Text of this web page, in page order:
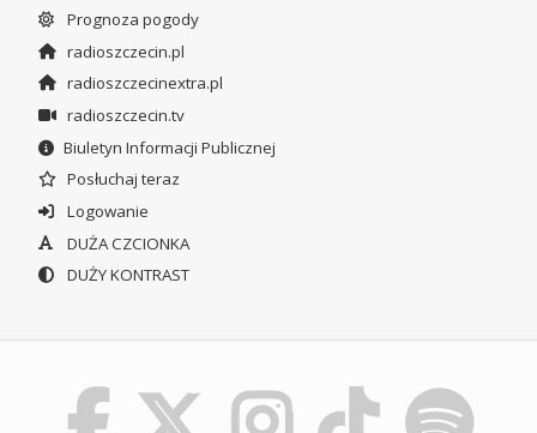
Prognoza pogody
radioszczecin.pl
radioszczecinextra.pl
radioszczecin.tv
Biuletyn Informacji Publicznej
Posłuchaj teraz
Logowanie
DUŻA CZCIONKA
DUŻY KONTRAST